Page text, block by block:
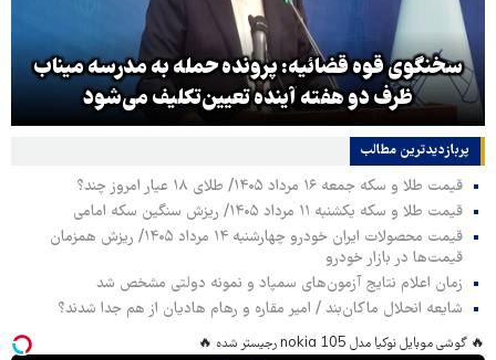
سخنگوی قوه قضائیه: پرونده حمله به مدرسه میناب
ظرف دو هفته آینده تعیین‌تکلیف می‌شود
پربازدیدترین‌ مطالب
قیمت طلا و سکه جمعه ۱۶ مرداد ۱۴۰۵/ طلای ۱۸ عیار امروز چند؟
قیمت طلا و سکه یکشنبه ۱۱ مرداد ۱۴۰۵/ ریزش سنگین سکه امامی
قیمت محصولات ایران خودرو چهارشنبه ۱۴ مرداد ۱۴۰۵/ ریزش همزمان
قیمت‌ها در بازار خودرو
زمان اعلام نتایج آزمون‌های سمپاد و نمونه دولتی مشخص شد
شایعه انحلال ماکان‌بند / امیر مقاره و رهام هادیان از هم جدا شدند؟
🔥 گوشی موبایل نوکیا مدل nokia 105 رجیستر شده 🔥